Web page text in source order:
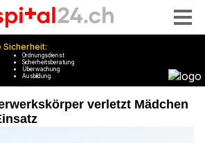
verletzt Mädchen